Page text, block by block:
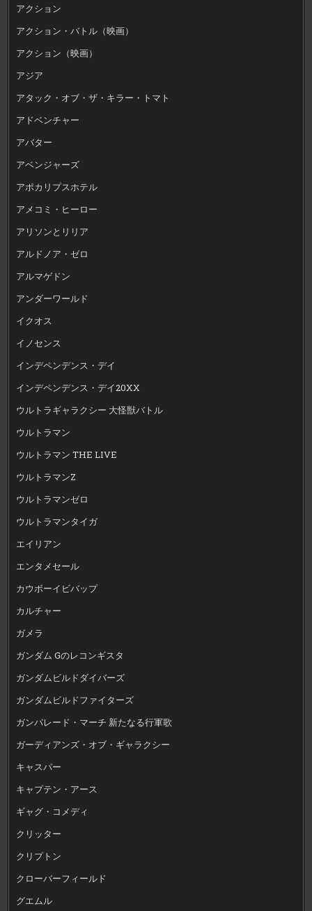
アクション
アクション・バトル（映画）
アクション（映画）
アジア
アタック・オブ・ザ・キラー・トマト
アドベンチャー
アバター
アベンジャーズ
アポカリプスホテル
アメコミ・ヒーロー
アリソンとリリア
アルドノア・ゼロ
アルマゲドン
アンダーワールド
イクオス
イノセンス
インデペンデンス・デイ
インデペンデンス・デイ20XX
ウルトラギャラクシー 大怪獣バトル
ウルトラマン
ウルトラマン THE LIVE
ウルトラマンZ
ウルトラマンゼロ
ウルトラマンタイガ
エイリアン
エンタメセール
カウボーイビバップ
カルチャー
ガメラ
ガンダム Gのレコンギスタ
ガンダムビルドダイバーズ
ガンダムビルドファイターズ
ガンパレード・マーチ 新たなる行軍歌
ガーディアンズ・オブ・ギャラクシー
キャスパー
キャプテン・アース
ギャグ・コメディ
クリッター
クリプトン
クローバーフィールド
グエムル